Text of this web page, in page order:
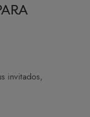
invitados,